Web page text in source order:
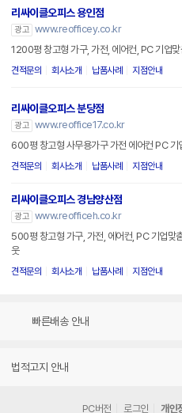
리싸이클오피스 용인점
광고 www.reofficey.co.kr
1200평 창고형 가구, 가전, 에어컨, PC 기업
견적문의 회사소개 납품사례 지점안내
리싸이클오피스 분당점
광고 www.reoffice17.co.kr
600평 창고형 사무용가구 가전 에어컨 PC 기
견적문의 회사소개 납품사례 지점안내
리싸이클오피스 경남양산점
광고 www.reofficeh.co.kr
500평 창고형 가구, 가전, 에어컨, PC 기업맞
웃
견적문의 회사소개 납품사례 지점안내
빠른배송 안내
법적고지 안내
PC버전 로그인 개인